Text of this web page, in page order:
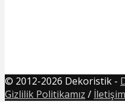
© 2012-2026 Dekoristik -
Gizlilik Politikamız / İletişim